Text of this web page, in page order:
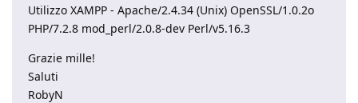
Utilizzo XAMPP - Apache/2.4.34 (Unix) OpenSSL/1.0.2o
PHP/7.2.8 mod_perl/2.0.8-dev Perl/v5.16.3
Grazie mille!
Saluti
RobyN